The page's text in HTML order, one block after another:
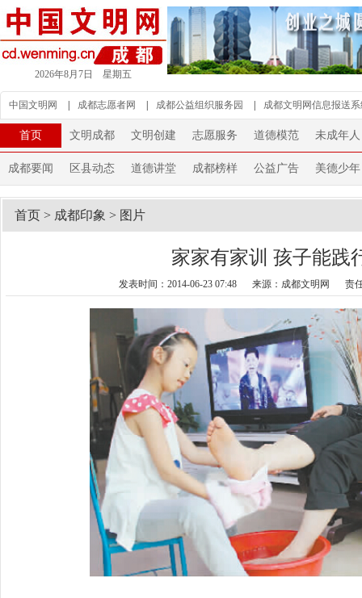
2026年8月7日 星期五
中国文明网 成都志愿者网 成都公益组织服务园 成都文明网信息报送
首页 文明成都 文明创建 志愿服务 道德模范 未成年人
成都要闻 区县动态 道德讲堂 成都榜样 公益广告 美德少年
首页 > 成都印象 > 图片
家家有家训 孩子能践
发表时间：2014-06-23 07:48 来源：成都文明网 责